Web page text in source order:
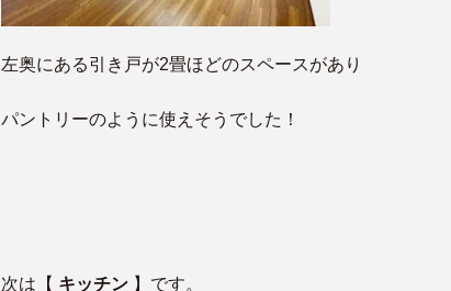
左奥にある引き戸が2畳ほどのスペースがあり
パントリーのように使えそうでした！
次は 【 キッチン 】です。